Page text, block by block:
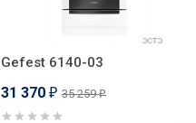
Gefest 6140-03
31 370 ₽ 35 259₽